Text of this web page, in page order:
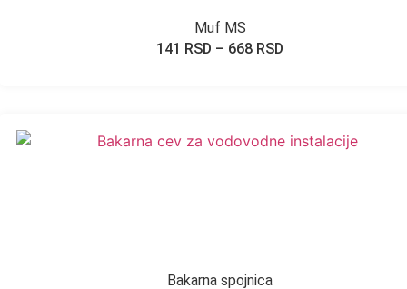
Muf MS
141 RSD – 668 RSD
Bakarna spojnica